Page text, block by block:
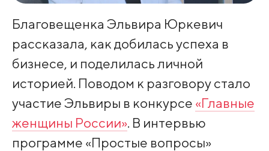
Благовещенка Эльвира Юркевич
рассказала, как добилась успеха в
бизнесе, и поделилась личной
историей. Поводом к разговору стало
участие Эльвиры в конкурсе «Главные
женщины России». В интервью
программе «Простые вопросы»